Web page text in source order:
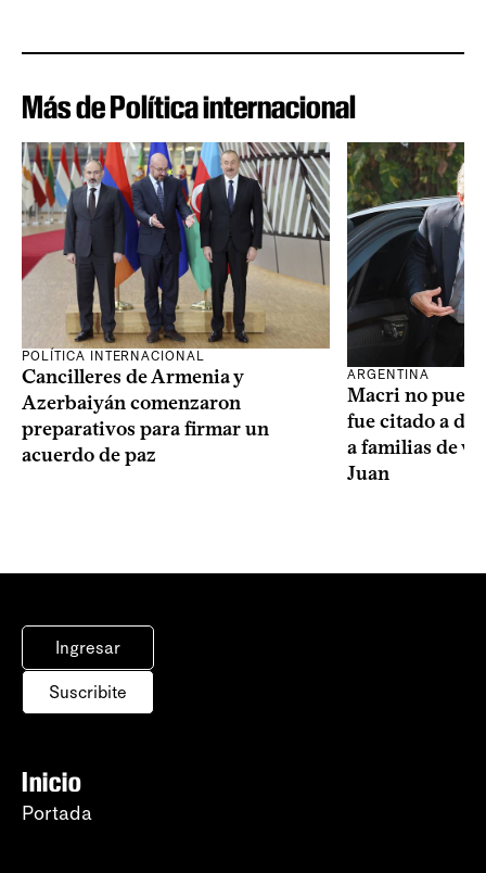
Más de Política internacional
POLÍTICA INTERNACIONAL
Cancilleres de Armenia y
Azerbaiyán comenzaron
preparativos para firmar un
acuerdo de paz
ARGENTINA
Macri no
fue citado a
a familias de
Juan
Ingresar
Suscribite
Inicio
Portada